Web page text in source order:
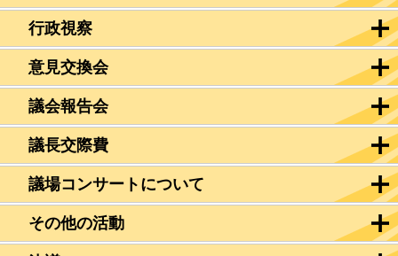
行政視察
意見交換会
議会報告会
議長交際費
議場コンサートについて
その他の活動